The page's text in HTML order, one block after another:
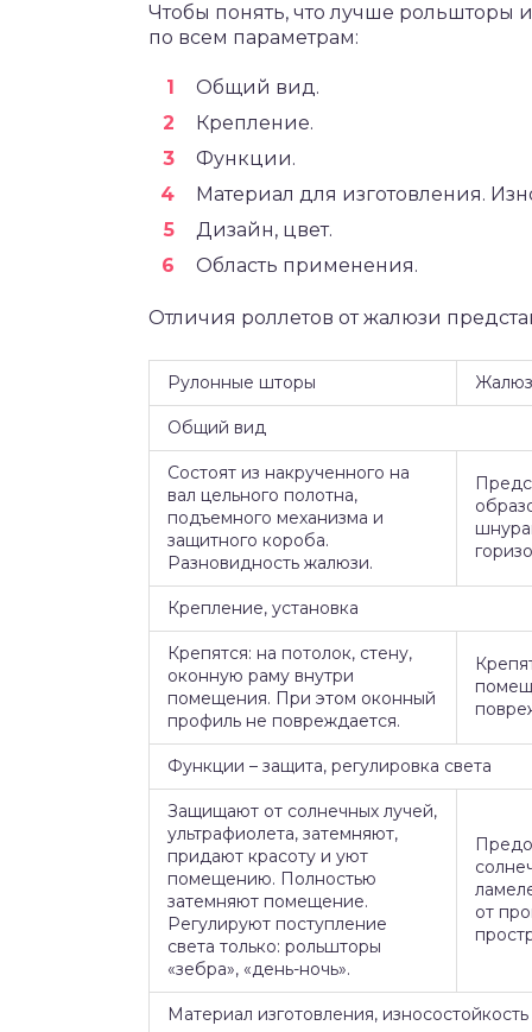
Чтобы понять, что лучше
по всем параметрам:
Общий вид.
Крепление.
Функции.
Материал для изготовления.
Дизайн, цвет.
Область применения.
Отличия роллетов от жалюзи
Рулонные шторы
Общий вид
Состоят из накрученного на
вал цельного полотна,
подъемного механизма и
защитного короба.
Разновидность жалюзи.
Крепление, установка
Крепятся: на потолок, стену,
оконную раму внутри
помещения. При этом оконный
профиль не повреждается.
Функции – защита, регулировка света
Защищают от солнечных лучей,
ультрафиолета, затемняют,
придают красоту и уют
помещению. Полностью
затемняют помещение.
Регулируют поступление
света только: рольшторы
«зебра», «день-ночь».
от
Материал изготовления, износостойкость